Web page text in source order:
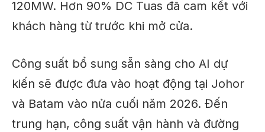
120MW. Hơn 90% DC Tuas đã cam kết với
khách hàng từ trước khi mở cửa.
Công suất bổ sung sẵn sàng cho AI dự
kiến ​​sẽ được đưa vào hoạt động tại Johor
và Batam vào nửa cuối năm 2026. Đến
trung hạn, công suất vận hành và đường